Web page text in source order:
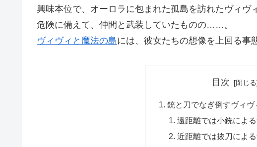
興味本位で、オーロラに包まれた孤島を訪れたヴィヴィ
危険に備えて、仲間と武装していたものの……。
ヴィヴィと魔法の島には、彼女たちの想像を上回る事
目次
銃と刀でなぎ倒すヴィヴ
遠距離では小銃によ
近距離では抜刀によ